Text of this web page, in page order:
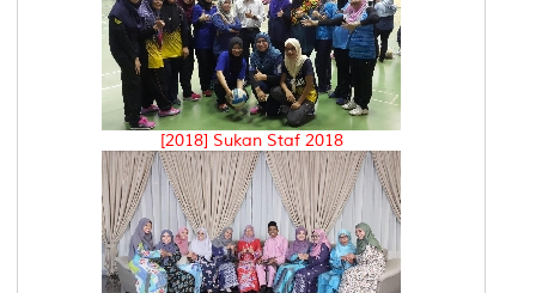
[2018] Sukan Staf 2018